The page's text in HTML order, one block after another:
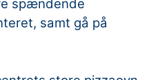
spændende
samt gå på